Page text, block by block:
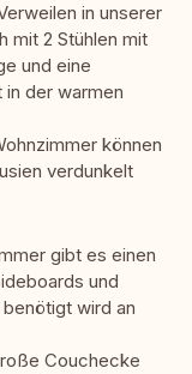
in unserer
mit 2 Stühlen mit
und eine
in der warmen
können
verdunkelt
gibt es einen
und
wird an
Couchecke